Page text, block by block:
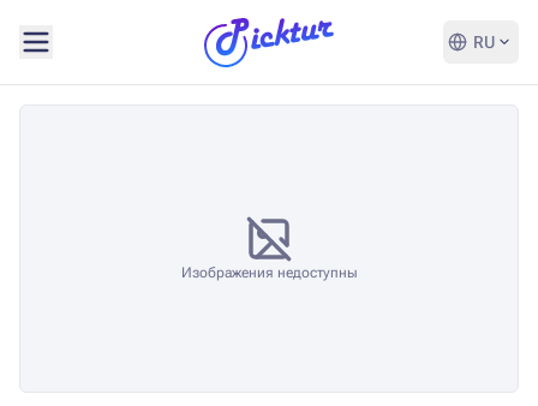
RU
Изображения недоступны